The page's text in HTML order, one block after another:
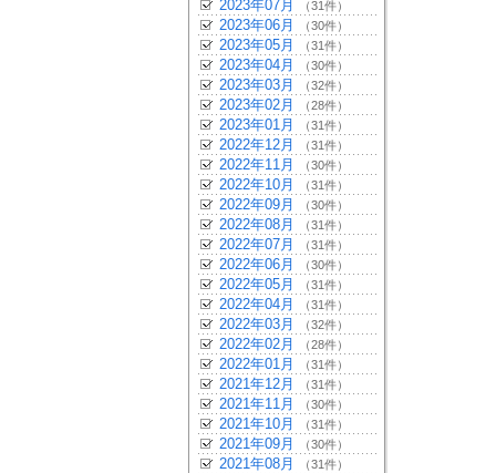
2023年07月 （31件）
2023年06月 （30件）
2023年05月 （31件）
2023年04月 （30件）
2023年03月 （32件）
2023年02月 （28件）
2023年01月 （31件）
2022年12月 （31件）
2022年11月 （30件）
2022年10月 （31件）
2022年09月 （30件）
2022年08月 （31件）
2022年07月 （31件）
2022年06月 （30件）
2022年05月 （31件）
2022年04月 （31件）
2022年03月 （32件）
2022年02月 （28件）
2022年01月 （31件）
2021年12月 （31件）
2021年11月 （30件）
2021年10月 （31件）
2021年09月 （30件）
2021年08月 （31件）